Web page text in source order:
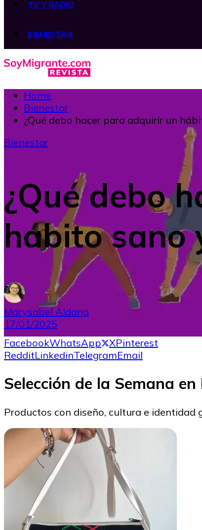
TV Y RADIO
BIENESTAR
Home
Bienestar
¿Qué debo hacer para adquirir un
Bienestar
¿Qué debo
hábito sano
Marysabel Aldana
17/01/2025
FacebookWhatsApp XPinterest
RedditLinkedinTelegramEmail
Selección de la Semana en
Productos con diseño, cultura e